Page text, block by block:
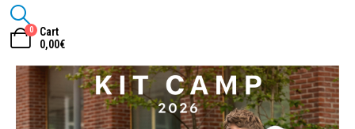
0
Cart
0,00€